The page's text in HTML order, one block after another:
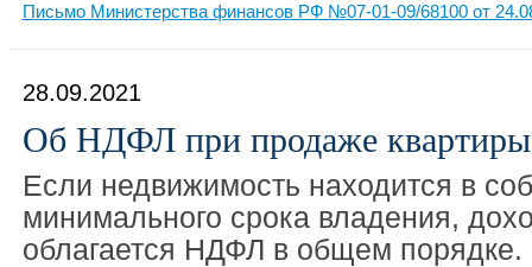
Письмо Министерства финансов РФ №07-01-09/68100 от
28.09.2021
Об НДФЛ при продаже квартиры
Если недвижимость находится в
минимального срока владения,
облагается НДФЛ в общем порядке.